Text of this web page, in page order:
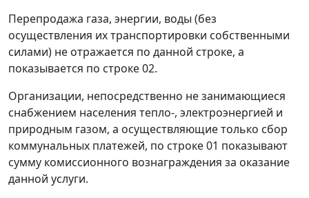
Перепродажа газа, энергии, воды (без
осуществления их транспортировки собственными
силами) не отражается по данной строке, а
показывается по строке 02.
Организации, непосредственно не занимающиеся
снабжением населения тепло-, электроэнергией и
природным газом, а осуществляющие только сбор
коммунальных платежей, по строке 01 показывают
сумму комиссионного вознаграждения за оказание
данной услуги.